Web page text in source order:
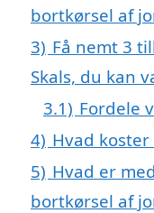
bortkørsel af
3) Få nemt 3
Skals, du kan
3.1) Fordele
4) Hvad
5) Hvad er
bortkørsel af